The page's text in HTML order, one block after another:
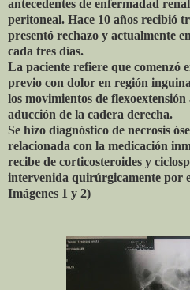
antecedentes de enfermadad
peritoneal. Hace 10 años recibió
presentó rechazo y actualmente
cada tres días.
La paciente refiere que comenzó
previo con dolor en región
los movimientos de
aducción de la cadera derecha.
Se hizo diagnóstico de necrosis
relacionada con la medicación
recibe de corticosteroides y
intervenida quirúrgicamente por
Imágenes 1 y 2)